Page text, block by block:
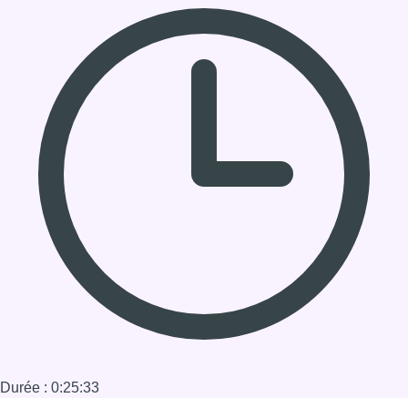
Durée : 0:25:33
Partager l'émission
Facebook
Twitter